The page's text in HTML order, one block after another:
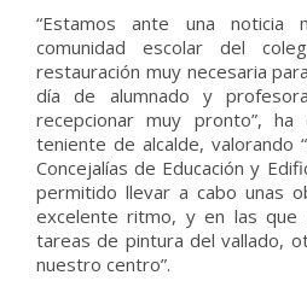
“Estamos ante una noticia
comunidad escolar del
restauración muy necesaria
día de alumnado y
recepcionar muy pronto”, ha
teniente de alcalde, valorando
Concejalías de Educación y
permitido llevar a cabo unas
excelente ritmo, y en las que
tareas de pintura del vallado,
nuestro centro”.